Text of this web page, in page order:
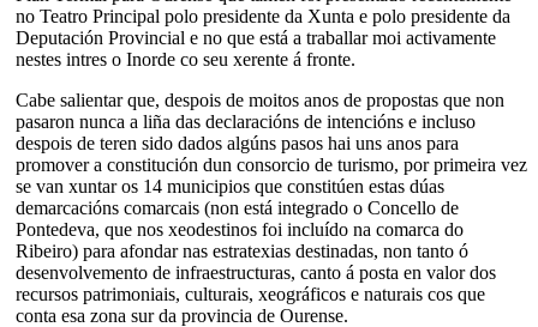
no Teatro Principal polo presidente da Xunta e polo presidente da
Deputación Provincial e no que está a traballar moi activamente
nestes intres o Inorde co seu xerente á fronte.
Cabe salientar que, despois de moitos anos de propostas que non
pasaron nunca a liña das declaracións de intencións e incluso
despois de teren sido dados algúns pasos hai uns anos para
promover a constitución dun consorcio de turismo, por primeira vez
se van xuntar os 14 municipios que constitúen estas dúas
demarcacións comarcais (non está integrado o Concello de
Pontedeva, que nos xeodestinos foi incluído na comarca do
Ribeiro) para afondar nas estratexias destinadas, non tanto ó
desenvolvemento de infraestructuras, canto á posta en valor dos
recursos patrimoniais, culturais, xeográficos e naturais cos que
conta esa zona sur da provincia de Ourense.